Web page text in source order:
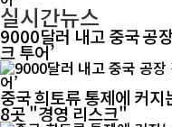
실시간뉴스
9000달러 내고 중국 공
크 투어’
중국 희토류 통제에 커
8곳 "경영 리스크"